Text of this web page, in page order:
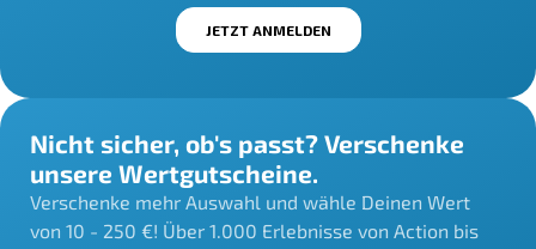
Nicht sicher, ob's passt? Verschenke
unsere Wertgutscheine.
Verschenke mehr Auswahl und wähle Deinen Wert
von 10 - 250 €! Über 1.000 Erlebnisse von Action bis